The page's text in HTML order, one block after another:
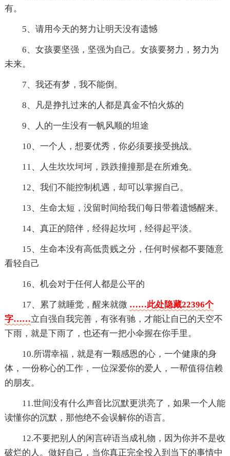
有。
5、请用今天的努力让明天没有遗憾
6、女孩要坚强，坚强为自己。女孩要努力，努力为
未来。
7、我还有梦，我不能倒。
8、凡是挣扎过来的人都是真金不怕火炼的
9、人的一生没有一帆风顺的坦途
10、一个人，想要优秀，你必须要接受挑战。
11、人生坎坎坷坷，跌跌撞撞那是在所难免。
12、我们不能控制机遇，却可以掌握自己。
13、生命太短，没留时间给我们每日带着遗憾醒来。
14、真正的陪伴，经得起坎坷，经得起平淡。
15、生命本没有高低贵贱之分，任何时候都不要随意
看轻自己
16、机会对于任何人都是公平的
17、累了就睡觉，醒来就微 ……此处隐藏22396个
字……立自强自我完善，有张有驰，才能让自已的天空不
下雨，就是下雨了，也还有一把小伞握在你手里。
10.所谓幸福，就是有一颗感恩的心，一个健康的身
体，一份称心的工作，一位深爱你的爱人，一帮值得信赖
的朋友。
11.世间没有什么声音比沉默更洪亮了，如果一个人能
读懂你的沉默，那他绝不会误解你的语言。
12.不要把别人的闲言碎语当成礼物，因为你并不是收
破烂的人。做好自己，当你真正完全投入到当下的事情中